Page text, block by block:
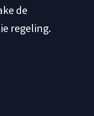
de
regeling.